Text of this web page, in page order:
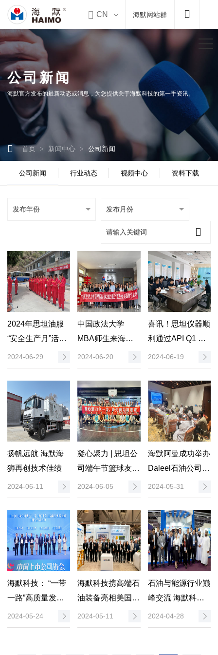
 CN 海默网站群 
公司新闻
海默官方发布的最新动态或消息，为您提供关于海默科技的第一手资讯。
 首页 > 新闻中心 > 公司新闻
公司新闻 行业动态 视频中心 资料下载
2024年思坦油服
“安全生产月”活动
走进陕北项目部
2024-06-29
中国政法大学
MBA师生来海默
科技开展实践教学
活动
2024-06-20
喜讯！思坦仪器顺
利通过API Q1 第
10版转版认证审
核！
2024-06-19
扬帆远航 海默海
狮再创技术佳绩
2024-06-11
凝心聚力 | 思坦公
司端午节篮球友谊
赛圆满落幕
2024-06-05
海默阿曼成功举办
Daleel石油公司技
术培训
2024-05-31
海默科技： “一带
一路”高质量发展
标杆企业，荣获十
年百佳实践案例殊
2024-05-24
海默科技携高端石
油装备亮相美国
OTC 2024
2024-05-11
石油与能源行业巅
峰交流 海默科技
2024阿曼石油展
圆满收官
2024-04-28